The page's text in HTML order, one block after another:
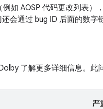
如 AOSP 代码更改列表）
会通过 bug ID 后面的数字
了解更多详细信息。此
严